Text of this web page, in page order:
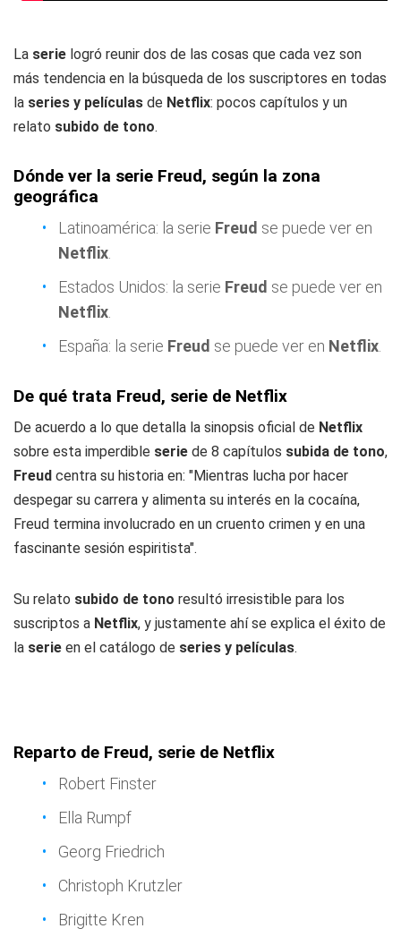
La serie logró reunir dos de las cosas que cada vez son
más tendencia en la búsqueda de los suscriptores en todas
la series y películas de Netflix: pocos capítulos y un
relato subido de tono.
Dónde ver la serie Freud, según la zona
geográfica
Latinoamérica: la serie Freud se puede ver en
Netflix
Estados Unidos: la serie Freud se puede ver en
Netflix
España: la serie Freud se puede ver en Netflix
De qué trata Freud, serie de Netflix
De acuerdo a lo que detalla la sinopsis oficial de Netflix
sobre esta imperdible serie de 8 capítulos subida de tono,
Freud centra su historia en: "Mientras lucha por hacer
despegar su carrera y alimenta su interés en la cocaína,
Freud termina involucrado en un cruento crimen y en una
fascinante sesión espiritista".
Su relato subido de tono resultó irresistible para los
suscriptos a Netflix, y justamente ahí se explica el éxito de
la serie en el catálogo de series y películas.
Reparto de Freud, serie de Netflix
Robert Finster
Ella Rumpf
Georg Friedrich
Christoph Krutzler
Brigitte Kren